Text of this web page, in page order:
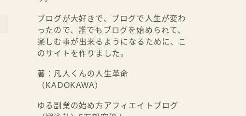
ブログが大好きで、ブログで人生が変わ
ったので、誰でもブログを始められて、
楽しむ事が出来るようになるために、こ
のサイトを作りました。
著：凡人くんの人生革命
（KADOKAWA）
ゆる副業の始め方アフィエイトブログ